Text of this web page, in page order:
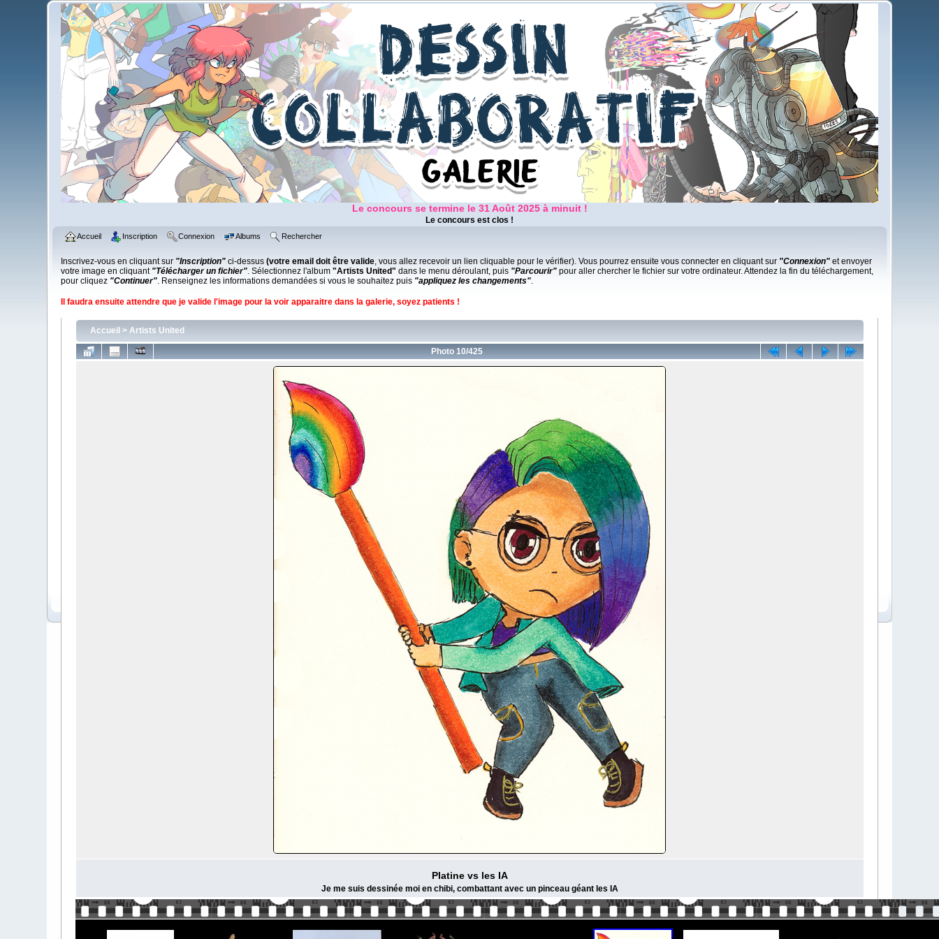
Le concours se termine le 31 Août 2025 à minuit !
Le concours est clos !
Accueil Inscription Connexion Albums Rechercher
Inscrivez-vous en cliquant sur "Inscription" ci-dessus(votre email doit être valide , vous allez recevoir un lien cliquable pour le vérifier). Vous pourrez ensuite vous connecter en cliquant sur "Connexion" et envoyer
votre image en cliquant "Télécharger un fichier" . Sélectionnez l'album"Artists United" dans le menu déroulant, puis "Parcourir" pour aller chercher le fichier sur votre ordinateur. Attendez la fin du téléchargement,
pour cliquez "Continuer" . Renseignez les informations demandées si vous le souhaitez puis "appliquez les changements"
Il faudra ensuite attendre que je valide l'image pour la voir apparaitre dans la galerie,soyez patients !
Accueil> Artists United
Photo 10/425
Platine vs les IA
Je me suis dessinée moi en chibi, combattant avec un pinceau géant les IA